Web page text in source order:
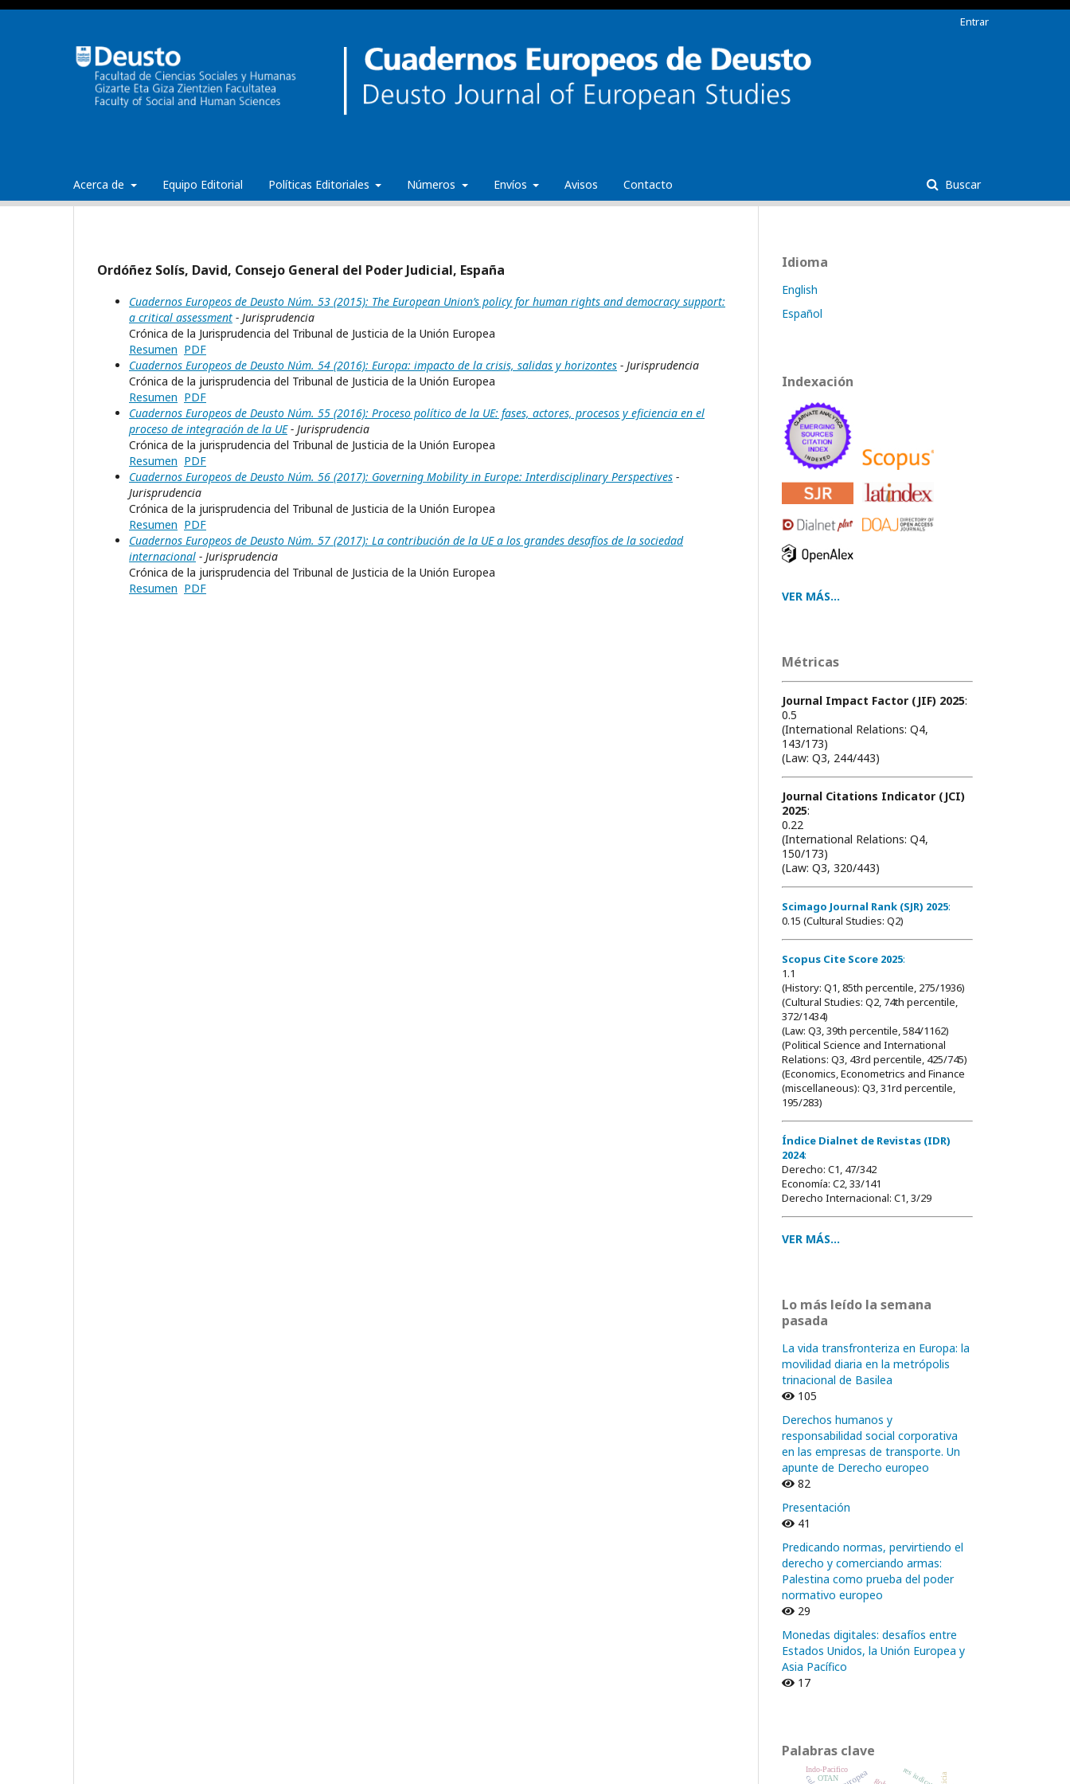
Acerca de Equipo Editorial Políticas Editoriales Números Envíos Avisos Contacto Buscar
Entrar
Ordóñez Solís, David, Consejo General del Poder Judicial, España
Cuadernos Europeos de Deusto Núm. 53 (2015): The European Union’s policy for human rights and democracy support:
a critical assessment - Jurisprudencia
Crónica de la Jurisprudencia del Tribunal de Justicia de la Unión Europea
Resumen PDF
Cuadernos Europeos de Deusto Núm. 54 (2016): Europa: impacto de la crisis, salidas y horizontes - Jurisprudencia
Crónica de la jurisprudencia del Tribunal de Justicia de la Unión Europea
Resumen PDF
Cuadernos Europeos de Deusto Núm. 55 (2016): Proceso político de la UE: fases, actores, procesos y eficiencia en el
proceso de integración de la UE- Jurisprudencia
Crónica de la jurisprudencia del Tribunal de Justicia de la Unión Europea
Resumen PDF
Cuadernos Europeos de Deusto Núm. 56 (2017): Governing Mobility in Europe: Interdisciplinary Perspectives -
Jurisprudencia
Crónica de la jurisprudencia del Tribunal de Justicia de la Unión Europea
Resumen PDF
Cuadernos Europeos de Deusto Núm. 57 (2017): La contribución de la UE a los grandes desafíos de la sociedad
internacional - Jurisprudencia
Crónica de la jurisprudencia del Tribunal de Justicia de la Unión Europea
Resumen PDF
Idioma
English
Español
Indexación
VER MÁS...
Métricas
Journal Impact Factor (JIF) 2025:
0.5
(International Relations: Q4,
143/173)
(Law: Q3, 244/443)
Journal Citations Indicator (JCI)
2025:
0.22
(International Relations: Q4,
150/173)
(Law: Q3, 320/443)
Scimago Journal Rank (SJR) 2025:
0.15 (Cultural Studies: Q2)
Scopus Cite Score 2025:
1.1
(History: Q1, 85th percentile, 275/1936)
(Cultural Studies: Q2, 74th percentile,
372/1434)
(Law: Q3, 39th percentile, 584/1162)
(Political Science and International
Relations: Q3, 43rd percentile, 425/745)
(Economics, Econometrics and Finance
(miscellaneous): Q3, 31rd percentile,
195/283)
Índice Dialnet de Revistas (IDR)
2024:
Derecho: C1, 47/342
Economía: C2, 33/141
Derecho Internacional: C1, 3/29
VER MÁS...
Lo más leído la semana
pasada
La vida transfronteriza en Europa: la
movilidad diaria en la metrópolis
trinacional de Basilea
105
Derechos humanos y
responsabilidad social corporativa
en las empresas de transporte. Un
apunte de Derecho europeo
82
Presentación
41
Predicando normas, pervirtiendo el
derecho y comerciando armas:
Palestina como prueba del poder
normativo europeo
29
Monedas digitales: desafíos entre
Estados Unidos, la Unión Europea y
Asia Pacífico
17
Palabras clave
res iudicata
Indo-Pacífico
OTAN